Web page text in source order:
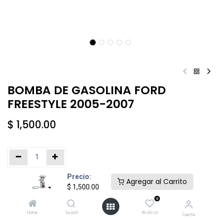
Precio:
$ 1,500.00
Agregar al Carrito
Home Search
0
Wishlist Cuenta
BOMBA DE GASOLINA FORD
FREESTYLE 2005-2007
$ 1,500.00
Añadir al carrito Comprar ahora
Agregar a la lista de deseos